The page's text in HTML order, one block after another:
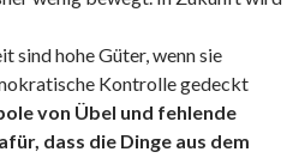
sind hohe Güter, wenn sie
Kontrolle gedeckt
von Übel und fehlende
dass die Dinge aus dem